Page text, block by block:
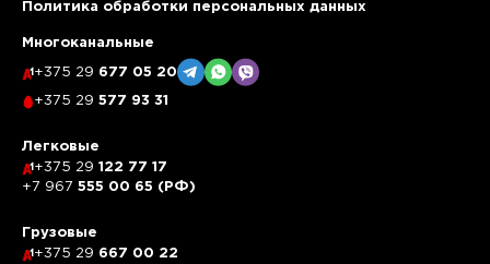
Политика обработки персональных данных
Многоканальные
+375 29 677 05 20
+375 29 577 93 31
Легковые
+375 29 122 77 17
+7 967 555 00 65 (РФ)
Грузовые
+375 29 667 00 22